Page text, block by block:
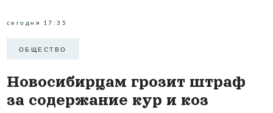
сегодня 17:35
ОБЩЕСТВО
Новосибирцам грозит штраф
за содержание кур и коз